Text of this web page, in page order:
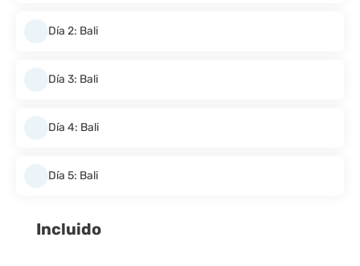
Día 2: Bali
Día 3: Bali
Día 4: Bali
Día 5: Bali
Incluido